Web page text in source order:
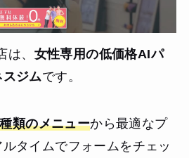
、 女性専用の低価格AIパ
ジムです。
類のメニューから最適なプ
タイムでフォームをチェッ